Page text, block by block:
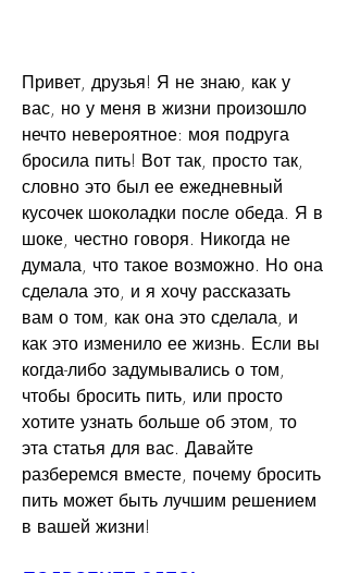
Привет, друзья! Я не знаю, как у
вас, но у меня в жизни произошло
нечто невероятное: моя подруга
бросила пить! Вот так, просто так,
словно это был ее ежедневный
кусочек шоколадки после обеда. Я в
шоке, честно говоря. Никогда не
думала, что такое возможно. Но она
сделала это, и я хочу рассказать
вам о том, как она это сделала, и
как это изменило ее жизнь. Если вы
когда-либо задумывались о том,
чтобы бросить пить, или просто
хотите узнать больше об этом, то
эта статья для вас. Давайте
разберемся вместе, почему бросить
пить может быть лучшим решением
в вашей жизни!